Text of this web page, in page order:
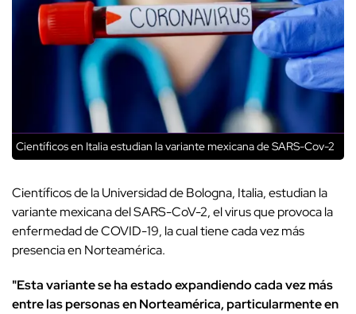
Científicos en Italia estudian la variante mexicana de SARS-Cov-2
Científicos de la Universidad de Bologna, Italia, estudian la
variante mexicana del SARS-CoV-2, el virus que provoca la
enfermedad de COVID-19, la cual tiene cada vez más
presencia en Norteamérica.
"Esta variante se ha estado expandiendo cada vez más
entre las personas en Norteamérica, particularmente en